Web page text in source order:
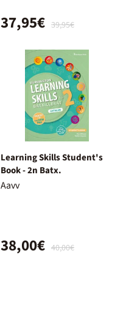
39,95€
37,95€
Learning Skills Student's
Book - 2n Batx.
Aavv
40,00€
38,00€